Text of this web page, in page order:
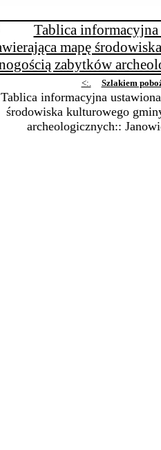
<:. Szlakiem
Tablica informacyjna
środowiska kulturowego
archeologicznych::